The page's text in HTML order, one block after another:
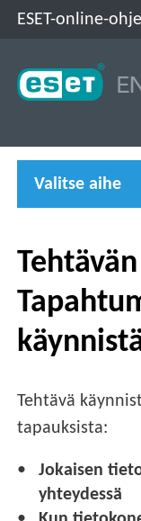
ESET-online-ohje
Valitse aihe
Tehtävä
tapauksista:
Jokaisen
yhteydessä